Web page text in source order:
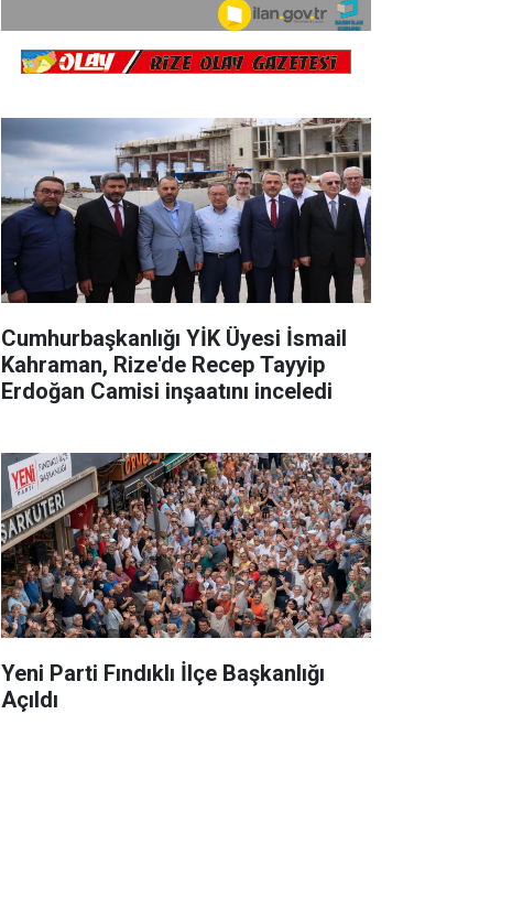
Cumhurbaşkanlığı YİK Üyesi İsmail
Kahraman, Rize'de Recep Tayyip
Erdoğan Camisi inşaatını inceledi
Yeni Parti Fındıklı İlçe Başkanlığı
Açıldı